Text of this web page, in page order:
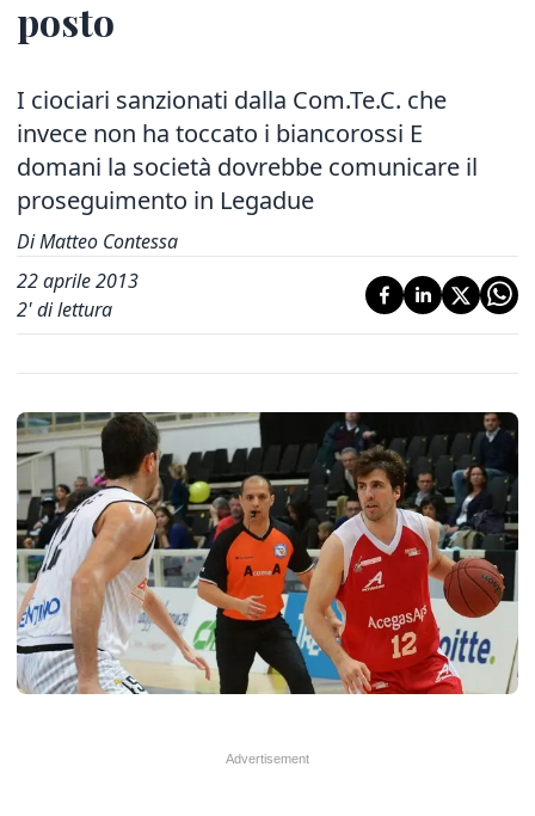
posto
I ciociari sanzionati dalla Com.Te.C. che
invece non ha toccato i biancorossi E
domani la società dovrebbe comunicare il
proseguimento in Legadue
Di Matteo Contessa
22 aprile 2013
2' di lettura